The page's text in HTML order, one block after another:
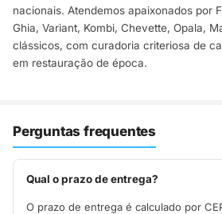
nacionais. Atendemos apaixonados por
Ghia, Variant, Kombi, Chevette, Opala,
clássicos, com curadoria criteriosa de
em restauração de época.
Perguntas frequentes
Qual o prazo de entrega?
O prazo de entrega é calculado por